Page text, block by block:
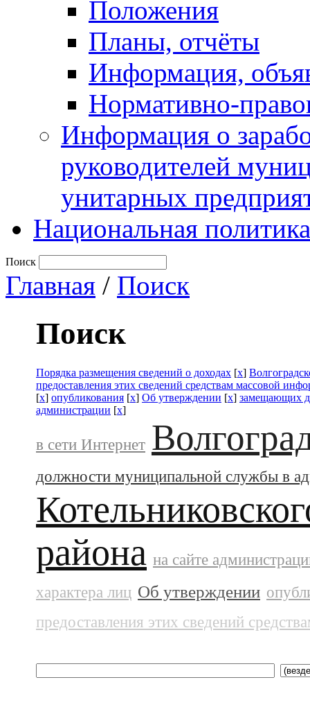
Положения
Планы, отчёты
Информация,
Нормативно-
Информация о
руководителей
унитарных
Национальная политика
Поиск
Главная / Поиск
Поиск
Порядка размещения сведений о доходах [x]
предоставления этих сведений средствам массовой
[x] опубликования [x] Об утверждении [x] замещающих
администрации [x]
в сети Интернет
должности муниципальной службы в
района на сайте
характера лиц Об утверждении
предоставления этих сведений